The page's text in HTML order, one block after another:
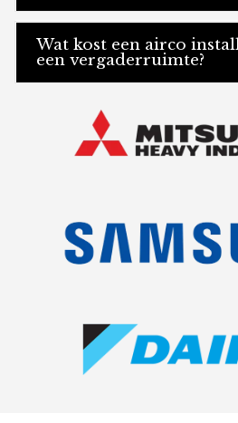
Wat kost een airco
een vergaderruimte?